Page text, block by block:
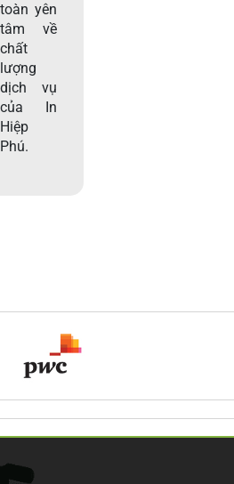
toàn yên
tâm về
chất
lượng
dịch vụ
của In
Hiệp
Phú.